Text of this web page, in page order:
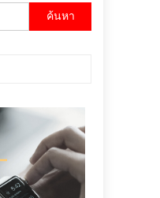
ค้นหา